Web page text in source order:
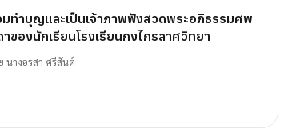
มทำบุญและเป็นเจ้าภาพฟังสวดพระอภิธรรมศพ
าของนักเรียนโรงเรียนกงไกรลาศวิทยา
นางอรสา ศรีสันต์